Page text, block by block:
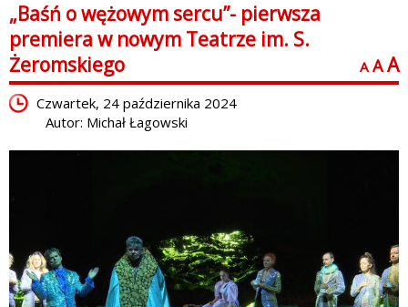
„Baśń o wężowym sercu”- pierwsza
premiera w nowym Teatrze im. S.
Żeromskiego
A A A
Czwartek, 24 października 2024
Autor: Michał Łagowski